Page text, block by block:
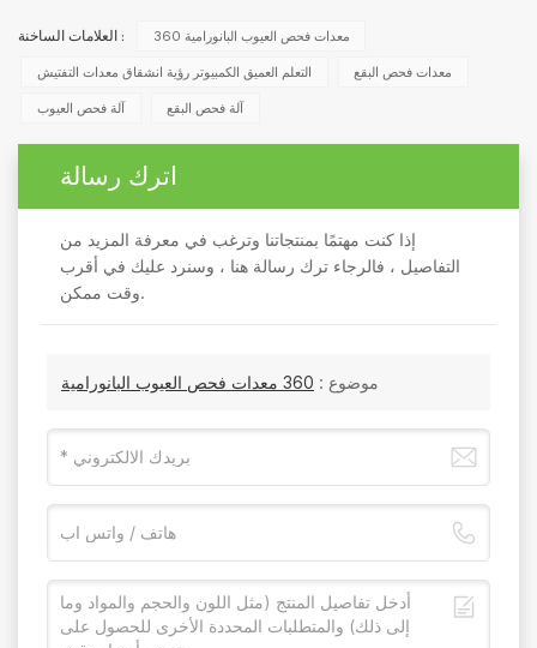
العلامات الساخنة : 360 معدات فحص العيوب البانورامية
التعلم العميق الكمبيوتر رؤية انشقاق معدات التفتيش معدات فحص البقع
آلة فحص العيوب آلة فحص البقع
اترك رسالة
إذا كنت مهتمًا بمنتجاتنا وترغب في معرفة المزيد من
التفاصيل ، فالرجاء ترك رسالة هنا ، وسنرد عليك في أقرب
وقت ممكن.
موضوع : 360 معدات فحص العيوب البانورامية